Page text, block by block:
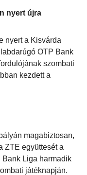
nyert újra
nyert a Kisvárda
OTP Bank
szombati
kezdett a
magabiztosan,
ZTE együttesét a
Bank Liga harmadik
játéknapján.